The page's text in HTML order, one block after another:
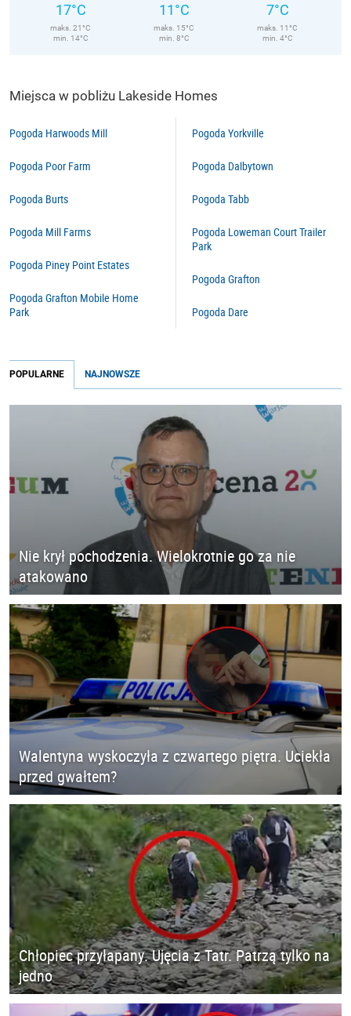
17°C
maks. 21°C
min. 14°C
11°C
maks. 15°C
min. 8°C
7°C
maks. 11°C
min. 4°C
Miejsca w pobliżu Lakeside Homes
Pogoda Harwoods Mill
Pogoda Poor Farm
Pogoda Burts
Pogoda Mill Farms
Pogoda Piney Point Estates
Pogoda Grafton Mobile Home
Park
Pogoda Yorkville
Pogoda Dalbytown
Pogoda Tabb
Pogoda Loweman Court Trailer
Park
Pogoda Grafton
Pogoda Dare
POPULARNE NAJNOWSZE
Nie krył pochodzenia. Wielokrotnie go za nie
atakowano
Walentyna wyskoczyła z czwartego piętra. Uciekła
przed gwałtem?
Chłopiec przyłapany. Ujęcia z Tatr. Patrzą tylko na
jedno